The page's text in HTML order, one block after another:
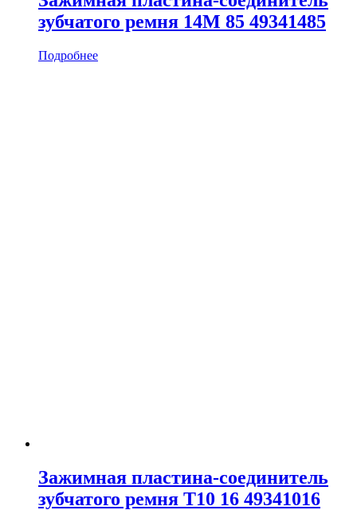
зубчатого ремня 14M 85 49341485
Подробнее
Зажимная пластина-соединитель
зубчатого ремня T10 16 49341016